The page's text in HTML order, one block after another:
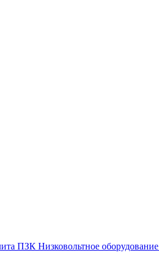
ПЗК Низковольтное оборудование